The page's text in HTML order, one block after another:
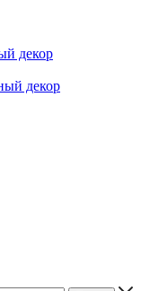
декор
декор